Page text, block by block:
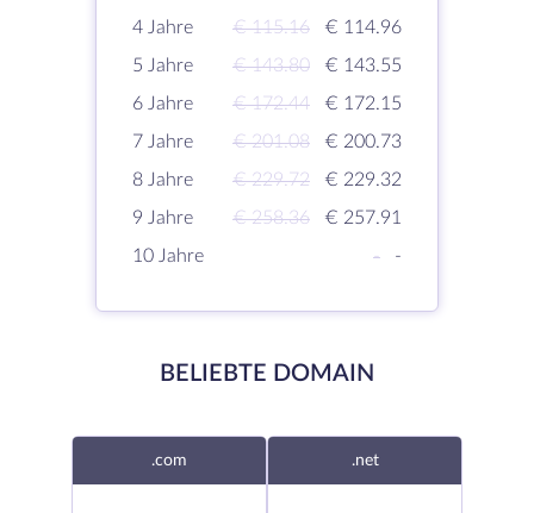
4 Jahre
€ 115.16
€ 114.96
5 Jahre
€ 143.80
€ 143.55
6 Jahre
€ 172.44
€ 172.15
7 Jahre
€ 201.08
€ 200.73
8 Jahre
€ 229.72
€ 229.32
9 Jahre
€ 258.36
€ 257.91
10 Jahre
- -
BELIEBTE DOMAIN
.com .net